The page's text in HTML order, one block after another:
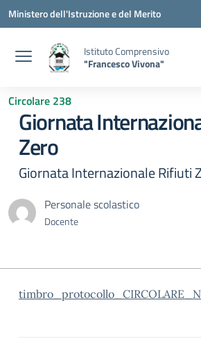
Vai ai contenuti
Vai al menu di navigazione
Vai al footer
Ministero dell'Istruzione e del Merito
Istituto Comprensivo
"Francesco Vivona"
Circolare 238
Giornata
Zero
Giornata Internazionale Rifiuti
Personale scolastico
Docente